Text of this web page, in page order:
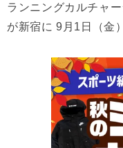
ランニングカルチャ
が新宿に 9⽉1⽇（⾦